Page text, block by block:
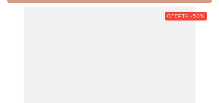
OFERTA -50%